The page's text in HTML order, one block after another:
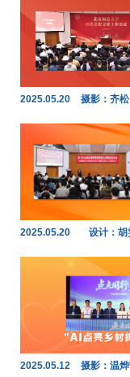
2025.05.20 摄影：齐松
2025.05.20 设计：胡
2025.05.12 摄影：温